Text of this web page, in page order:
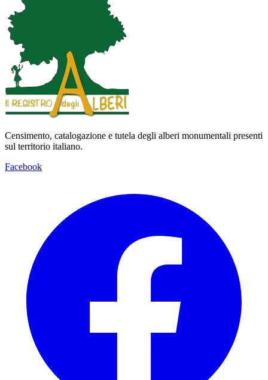
Censimento, catalogazione e tutela degli alberi monumentali presenti
sul territorio italiano.
Facebook